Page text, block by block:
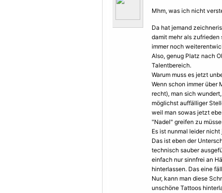
Mhm, was ich nicht
Da hat jemand
damit mehr als zufrieden
immer noch
Also, genug Platz nach
Talentbereich.
Warum muss es jetzt
Wenn schon immer über
recht), man sich
möglichst auffälliger
weil man sowas jetzt
"Nadel" greifen zu
Es ist nunmal leider
Das ist eben der
technisch sauber
einfach nur sinnfrei an
hinterlassen. Das eine
Nur, kann man diese
unschöne Tattoos